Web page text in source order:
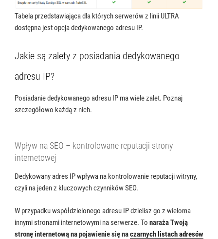
Tabela przedstawiająca dla których serwerów z linii ULTRA
dostępna jest opcja dedykowanego adresu IP.
Jakie są zalety z posiadania dedykowanego
adresu IP?
Posiadanie dedykowanego adresu IP ma wiele zalet. Poznaj
szczegółowo każdą z nich.
Wpływ na SEO – kontrolowane reputacji strony
internetowej
Dedykowany adres IP wpływa na kontrolowanie reputacji witryny,
czyli na jeden z kluczowych czynników SEO.
W przypadku współdzielonego adresu IP dzielisz go z wieloma
innymi stronami internetowymi na serwerze. To naraża Twoją
stronę internetową na pojawienie się naczarnych listach adresów